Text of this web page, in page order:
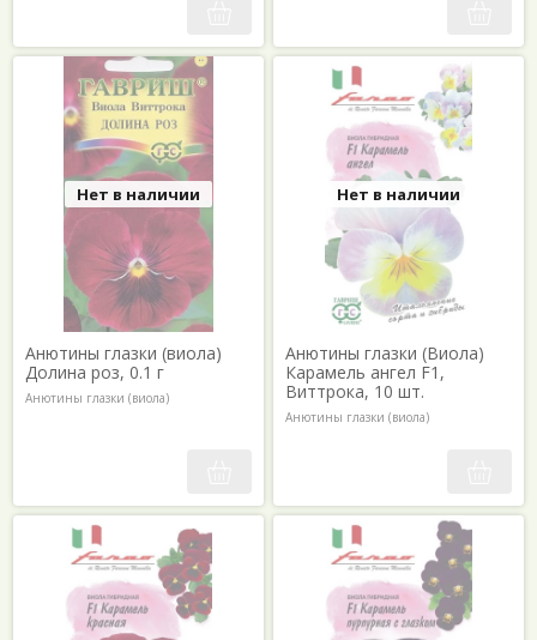
Нет в наличии
Анютины глазки (виола)
Долина роз, 0.1 г
Анютины глазки (виола)
Нет в наличии
Анютины глазки (Виола)
Карамель ангел F1,
Виттрока, 10 шт.
Анютины глазки (виола)